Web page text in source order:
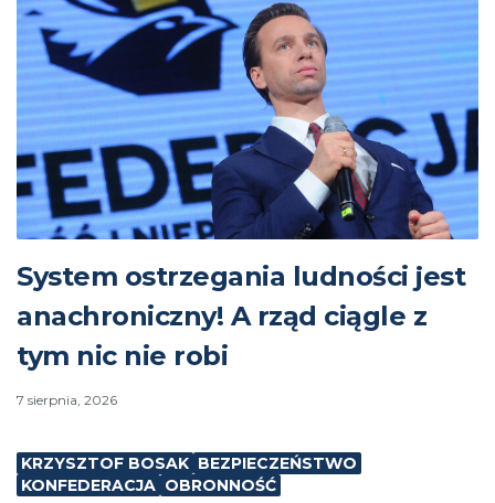
System ostrzegania ludności jest
anachroniczny! A rząd ciągle z
tym nic nie robi
7 sierpnia, 2026
KRZYSZTOF BOSAK BEZPIECZEŃSTWO
KONFEDERACJA OBRONNOŚĆ